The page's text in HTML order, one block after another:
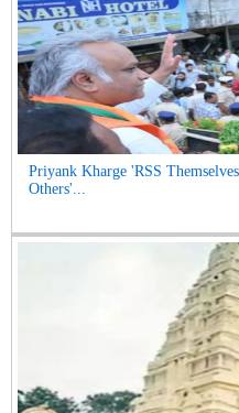
Priyank Kharge 'RSS
Others'...